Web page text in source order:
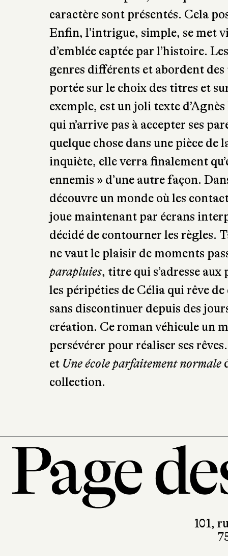
caractère sont présentés. Cela
Enfin, l’intrigue, simple, se met
d’emblée captée par l’histoire.
genres différents et abordent
portée sur le choix des titres et
exemple, est un joli texte
qui n’arrive pas à accepter ses
quelque chose dans une pièce
inquiète, elle verra finalement
ennemis » d’une autre façon.
découvre un monde où les
joue maintenant par écrans
décidé de contourner les règles.
ne vaut le plaisir de moments
parapluies, titre qui s’adresse
les péripéties de Célia qui rêve
sans discontinuer depuis des
création. Ce roman véhicule un
persévérer pour réaliser ses
et Une école parfaitement normale
collection.
101,